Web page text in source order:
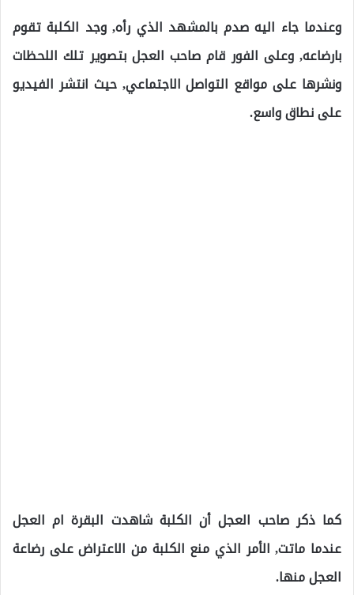
وعندما جاء اليه صدم بالمشهد الذي رأه, وجد الكلبة تقوم
بارضاعه, وعلى الفور قام صاحب العجل بتصوير تلك اللحظات
ونشرها على مواقع التواصل الاجتماعي, حيث انتشر الفيديو
على نطاق واسع.
كما ذكر صاحب العجل أن الكلبة شاهدت البقرة ام العجل
عندما ماتت, الأمر الذي منع الكلبة من الاعتراض على رضاعة
العجل منها.